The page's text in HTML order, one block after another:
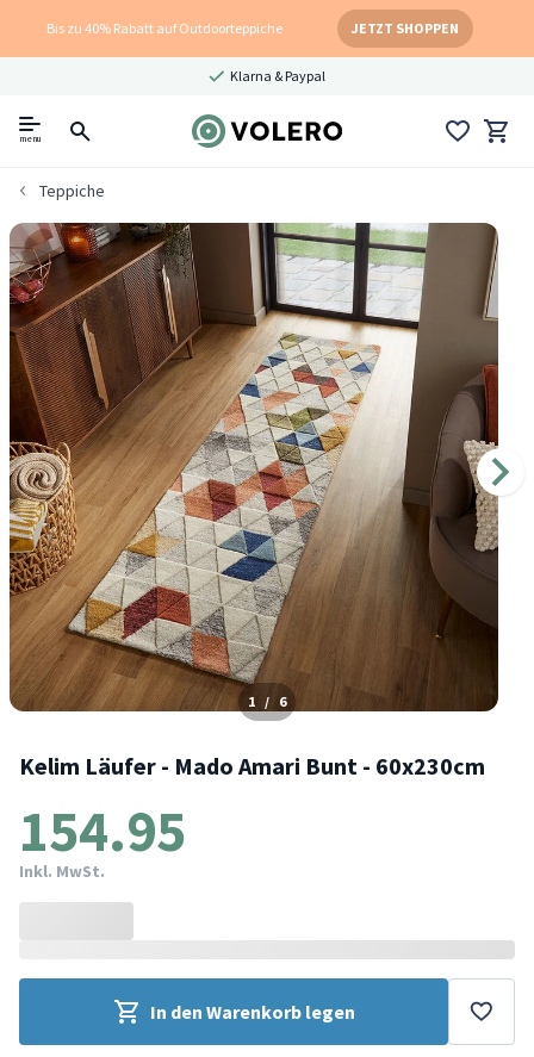
Bis zu 40% Rabatt auf Outdoorteppiche JETZT SHOPPEN
Klarna & Paypal
menu
Teppiche
1 / 6
Kelim Läufer - Mado Amari Bunt - 60x230cm
154.95
Inkl. MwSt.
In den Warenkorb legen